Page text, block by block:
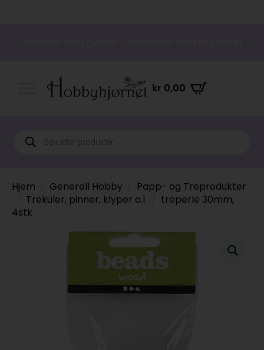
kr 0,00
Products
search
Hjem Generell Hobby
Papp- og Treprodukter
Trekuler, pinner, klyper o.l.
treperle 30mm,
4stk